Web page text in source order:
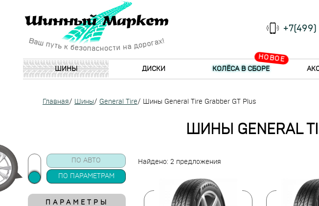
ШИНЫ ДИСКИ
НОВОЕ
КОЛЁСА В СБОРЕ
Главная/ Шины/ General Tire/ Шины General Tire Grabber GT Plus
ШИНЫ GENERAL
Найдено: 2 предложения
ПО АВТО
ПО ПАРАМЕТРАМ
ПАРАМЕТРЫ